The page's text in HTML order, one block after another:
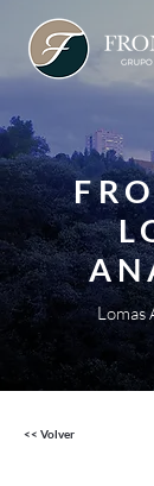
Lomas
<< Volver